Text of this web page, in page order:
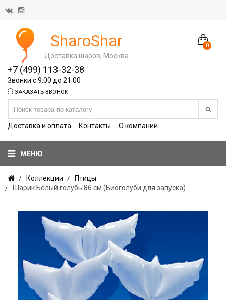
0
SharoShar
Доставка шаров, Москва
+7 (499) 113-32-38
Звонки с 9:00 до 21:00
ЗАКАЗАТЬ ЗВОНОК
Доставка и оплата Контакты О компании
МЕНЮ
Коллекции
Птицы
Шарик Белый голубь 86 см (Биоголуби для запуска)